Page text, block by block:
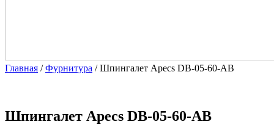
Главная /Фурнитура / Шпингалет Apecs DB-05-60-AB
Шпингалет Apecs DB-05-60-AB